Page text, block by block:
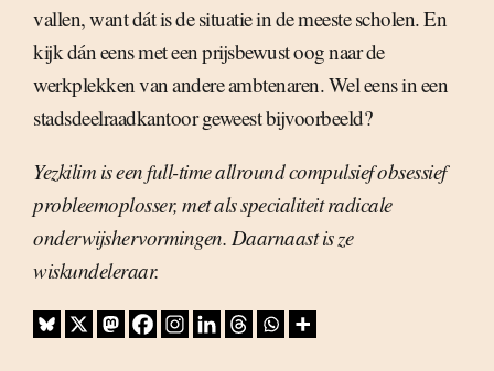
vallen, want dát is de situatie in de meeste scholen. En
kijk dán eens met een prijsbewust oog naar de
werkplekken van andere ambtenaren. Wel eens in een
stadsdeelraadkantoor geweest bijvoorbeeld?
Yezkilim is een full-time allround compulsief obsessief
probleemoplosser, met als specialiteit radicale
onderwijshervormingen. Daarnaast is ze
wiskundeleraar.